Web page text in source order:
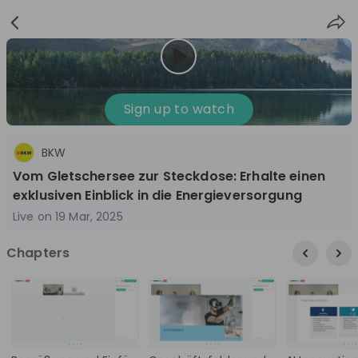
Login
up
Follow Share
BKW
Energy, Engineering, Technology & IT
10'000+
Live streams Recordings
Sign up to watch
BKW
Vom Gletschersee zur Steckdose: Erhalte einen
exklusiven Einblick in die Energieversorgung
Live on 19 Mar, 2025
Chapters